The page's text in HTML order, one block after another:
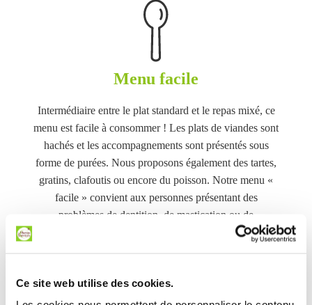
Ce site web utilise des cookies.
Menu facile
Intermédiaire entre le plat standard et le repas mixé, ce
menu est facile à consommer ! Les plats de viandes sont
hachés et les accompagnements sont présentés sous
forme de purées. Nous proposons également des tartes,
gratins, clafoutis ou encore du poisson. Notre menu «
facile » convient aux personnes présentant des
problèmes de dentition, de mastication ou de
préhension. L’objectif final est de pouvoir le consommer
DÉCOUVRIR LE MENU